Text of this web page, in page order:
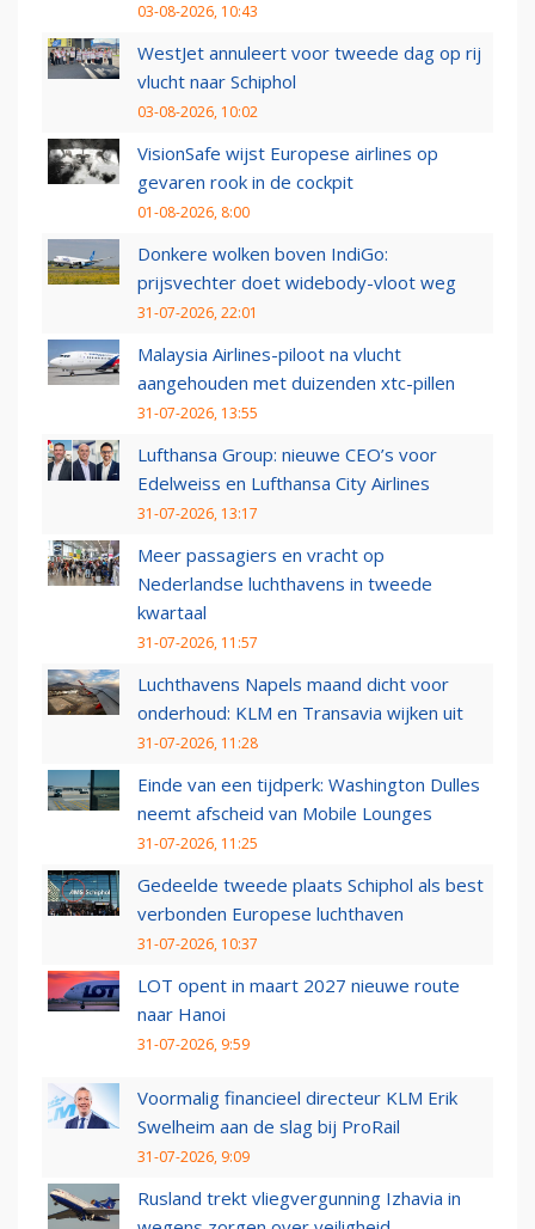
03-08-2026, 10:43
WestJet annuleert voor tweede dag op rij
vlucht naar Schiphol
03-08-2026, 10:02
VisionSafe wijst Europese airlines op
gevaren rook in de cockpit
01-08-2026, 8:00
Donkere wolken boven IndiGo:
prijsvechter doet widebody-vloot weg
31-07-2026, 22:01
Malaysia Airlines-piloot na vlucht
aangehouden met duizenden xtc-pillen
31-07-2026, 13:55
Lufthansa Group: nieuwe CEO’s voor
Edelweiss en Lufthansa City Airlines
31-07-2026, 13:17
Meer passagiers en vracht op
Nederlandse luchthavens in tweede
kwartaal
31-07-2026, 11:57
Luchthavens Napels maand dicht voor
onderhoud: KLM en Transavia wijken uit
31-07-2026, 11:28
Einde van een tijdperk: Washington Dulles
neemt afscheid van Mobile Lounges
31-07-2026, 11:25
Gedeelde tweede plaats Schiphol als best
verbonden Europese luchthaven
31-07-2026, 10:37
LOT opent in maart 2027 nieuwe route
naar Hanoi
31-07-2026, 9:59
Voormalig financieel directeur KLM Erik
Swelheim aan de slag bij ProRail
31-07-2026, 9:09
Rusland trekt vliegvergunning Izhavia in